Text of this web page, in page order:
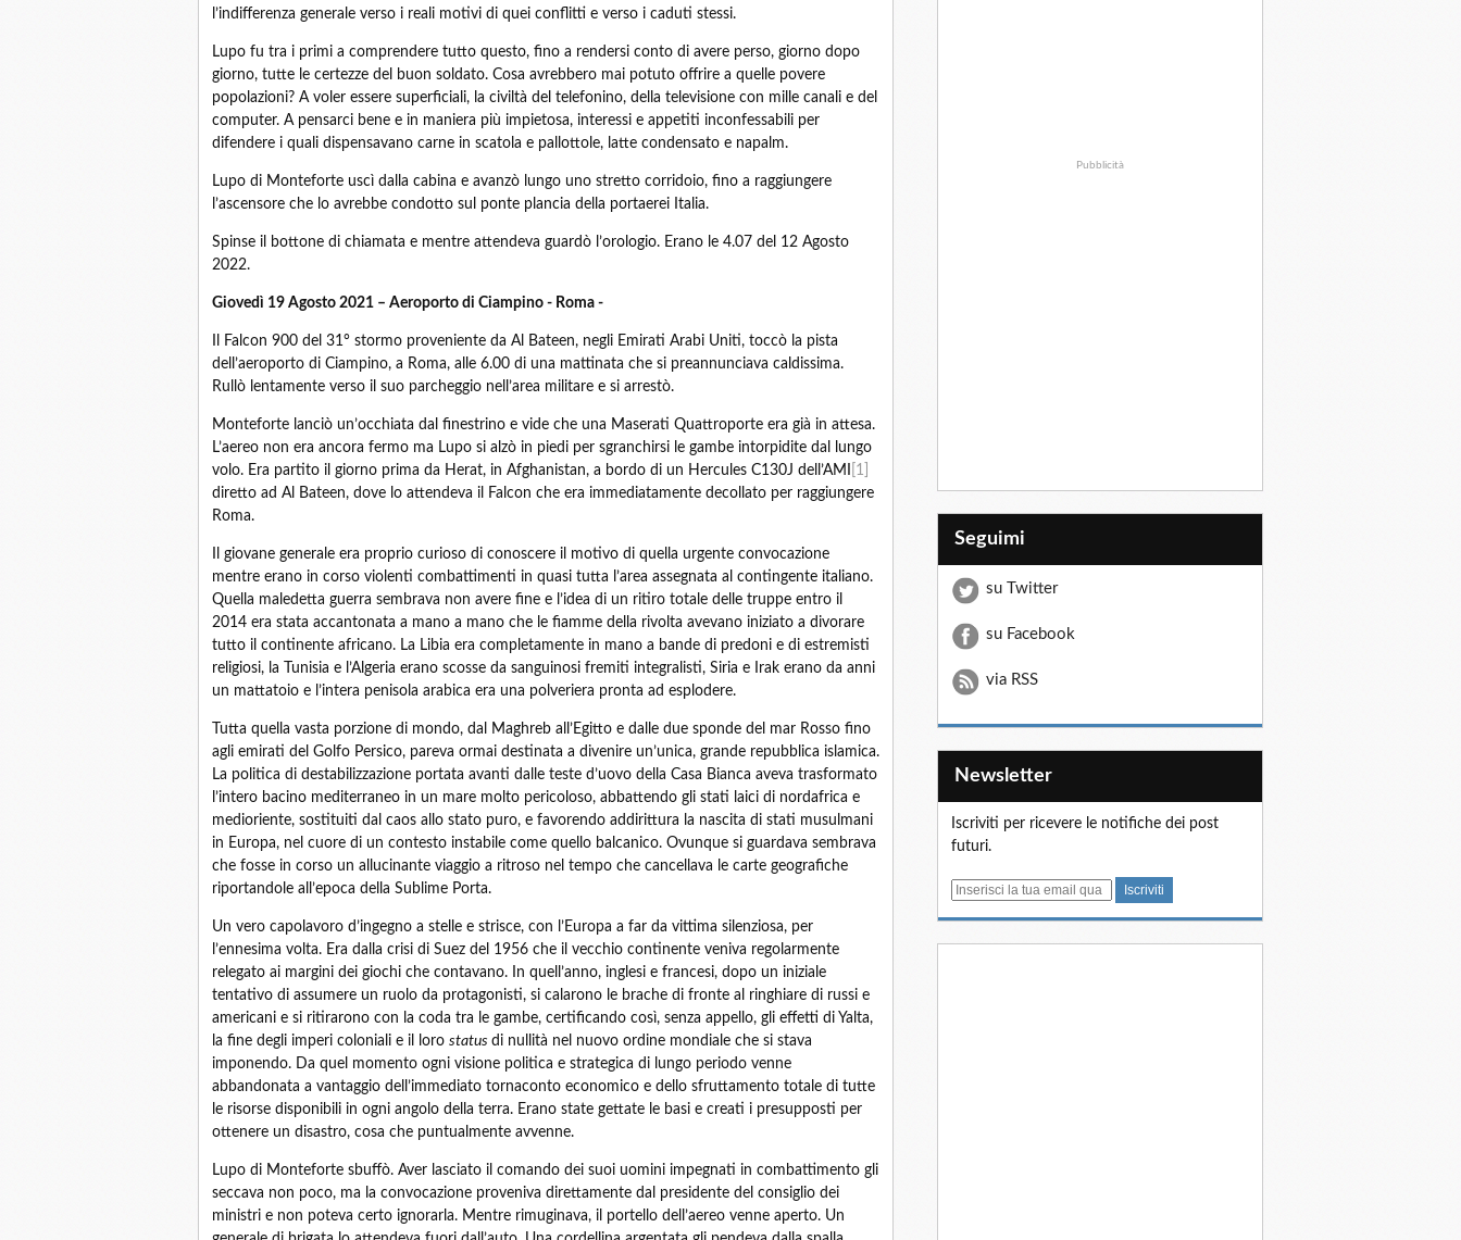
l’indifferenza generale verso i reali motivi di quei conflitti e verso i caduti stessi.
Lupo fu tra i primi a comprendere tutto questo, fino a rendersi conto di avere perso, giorno dopo
giorno, tutte le certezze del buon soldato. Cosa avrebbero mai potuto offrire a quelle povere
popolazioni? A voler essere superficiali, la civiltà del telefonino, della televisione con mille canali e del
computer. A pensarci bene e in maniera più impietosa, interessi e appetiti inconfessabili per
difendere i quali dispensavano carne in scatola e pallottole, latte condensato e napalm.
Lupo di Monteforte uscì dalla cabina e avanzò lungo uno stretto corridoio, fino a raggiungere
l’ascensore che lo avrebbe condotto sul ponte plancia della portaerei Italia.
Spinse il bottone di chiamata e mentre attendeva guardò l’orologio. Erano le 4.07 del 12 Agosto
2022.
Giovedì 19 Agosto 2021 – Aeroporto di Ciampino - Roma -
Il Falcon 900 del 31° stormo proveniente da Al Bateen, negli Emirati Arabi Uniti, toccò la pista
dell’aeroporto di Ciampino, a Roma, alle 6.00 di una mattinata che si preannunciava caldissima.
Rullò lentamente verso il suo parcheggio nell’area militare e si arrestò.
Monteforte lanciò un’occhiata dal finestrino e vide che una Maserati Quattroporte era già in attesa.
L’aereo non era ancora fermo ma Lupo si alzò in piedi per sgranchirsi le gambe intorpidite dal lungo
volo. Era partito il giorno prima da Herat, in Afghanistan, a bordo di un Hercules C130J dell’AMI
[1]
diretto ad Al Bateen, dove lo attendeva il Falcon che era immediatamente decollato per raggiungere
Roma.
Il giovane generale era proprio curioso di conoscere il motivo di quella urgente convocazione
mentre erano in corso violenti combattimenti in quasi tutta l’area assegnata al contingente italiano.
Quella maledetta guerra sembrava non avere fine e l’idea di un ritiro totale delle truppe entro il
2014 era stata accantonata a mano a mano che le fiamme della rivolta avevano iniziato a divorare
tutto il continente africano. La Libia era completamente in mano a bande di predoni e di estremisti
religiosi, la Tunisia e l’Algeria erano scosse da sanguinosi fremiti integralisti, Siria e Irak erano da anni
un mattatoio e l’intera penisola arabica era una polveriera pronta ad esplodere.
Tutta quella vasta porzione di mondo, dal Maghreb all’Egitto e dalle due sponde del mar Rosso fino
agli emirati del Golfo Persico, pareva ormai destinata a divenire un’unica, grande repubblica islamica.
La politica di destabilizzazione portata avanti dalle teste d’uovo della Casa Bianca aveva trasformato
l’intero bacino mediterraneo in un mare molto pericoloso, abbattendo gli stati laici di nordafrica e
medioriente, sostituiti dal caos allo stato puro, e favorendo addirittura la nascita di stati musulmani
in Europa, nel cuore di un contesto instabile come quello balcanico. Ovunque si guardava sembrava
che fosse in corso un allucinante viaggio a ritroso nel tempo che cancellava le carte geografiche
riportandole all’epoca della Sublime Porta.
Un vero capolavoro d’ingegno a stelle e strisce, con l’Europa a far da vittima silenziosa, per
l’ennesima volta. Era dalla crisi di Suez del 1956 che il vecchio continente veniva regolarmente
relegato ai margini dei giochi che contavano. In quell’anno, inglesi e francesi, dopo un iniziale
tentativo di assumere un ruolo da protagonisti, si calarono le brache di fronte al ringhiare di russi e
americani e si ritirarono con la coda tra le gambe, certificando così, senza appello, gli effetti di Yalta,
la fine degli imperi coloniali e il loro status di nullità nel nuovo ordine mondiale che si stava
imponendo. Da quel momento ogni visione politica e strategica di lungo periodo venne
abbandonata a vantaggio dell’immediato tornaconto economico e dello sfruttamento totale di tutte
le risorse disponibili in ogni angolo della terra. Erano state gettate le basi e creati i presupposti per
ottenere un disastro, cosa che puntualmente avvenne.
Lupo di Monteforte sbuffò. Aver lasciato il comando dei suoi uomini impegnati in combattimento gli
seccava non poco, ma la convocazione proveniva direttamente dal presidente del consiglio dei
ministri e non poteva certo ignorarla. Mentre rimuginava, il portello dell’aereo venne aperto. Un
Pubblicità
Seguimi
su Twitter
su Facebook
via RSS
Newsletter
Iscriviti per ricevere le notifiche dei post
futuri.